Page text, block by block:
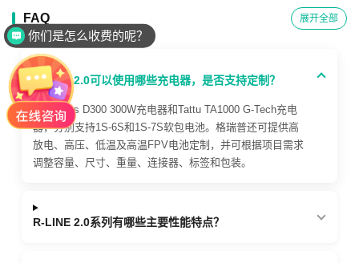
FAQ 展开全部
R-LINE 2.0可以使用哪些充电器，是否支持定制？
推荐iMars D300 300W充电器和Tattu TA1000 G-Tech充电
器，分别支持1S-6S和1S-7S软包电池。格瑞普还可提供高
放电、高压、低温及高温FPV电池定制，并可根据项目需求
调整容量、尺寸、重量、连接器、标签和包装。
R-LINE 2.0系列有哪些主要性能特点？
你们是怎么收费的呢？
是品牌厂家直销吗？